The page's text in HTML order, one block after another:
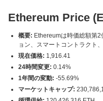
Ethereum Price
概要: Ethereumは時価総額第
ョン、スマートコントラクト
現在価格: 1,916.41
24時間変更: 0.14%
1年間の変動: -55.69%
マーケットキャップ: